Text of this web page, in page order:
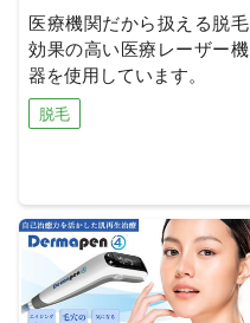
医療機関だから扱える脱毛
効果の高い医療レーザー機
器を使用しています。
脱毛